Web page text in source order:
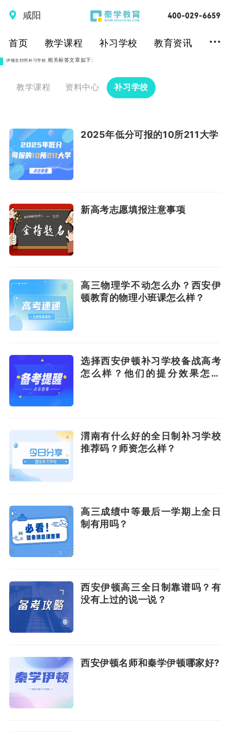
咸阳
首页 教学课程 补习学校 教育资讯 ...
伊顿全封闭补习学校 相关标签文章如下:
教学课程 资料中心 补习学校
2025年低分可报的10所211大学
新高考志愿填报注意事项
高三物理学不动怎么办？西安伊
顿教育的物理小班课怎么样？
选择西安伊顿补习学校备战高考
怎么样？他们的提分效果怎么
渭南有什么好的全日制补习学校
推荐码？师资怎么样？
高三成绩中等最后一学期上全日
制有用吗？
西安伊顿高三全日制靠谱吗？有
没有上过的说一说？
西安伊顿名师和秦学伊顿哪家好?